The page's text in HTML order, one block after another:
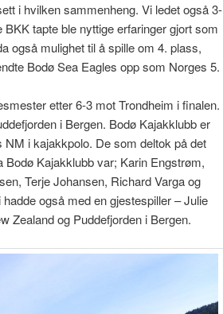
i hvilken sammenheng. Vi ledet også 3-
tapte ble nyttige erfaringer gjort som
også mulighet til å spille om 4. plass,
Bodø Sea Eagles opp som Norges 5.
etter 6-3 mot Trondheim i finalen.
i Bergen. Bodø Kajakklubb er
NM i kajakkpolo. De som deltok på det
Bodø Kajakklubb var; Karin Engstrøm,
Terje Johansen, Richard Varga og
også med en gjestespiller – Julie
Zealand og Puddefjorden i Bergen.